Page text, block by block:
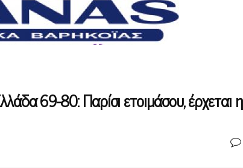
69-80: Παρίσι ετοιμάσου, έρχεται η